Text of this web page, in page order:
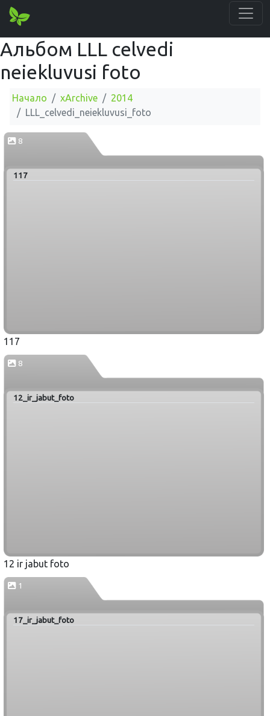
Альбом LLL celvedi
neiekluvusi foto
Начало xArchive
2014
LLL_celvedi_neiekluvusi_foto
8
117
117
8
12_ir_jabut_foto
12 ir jabut foto
1
17_ir_jabut_foto